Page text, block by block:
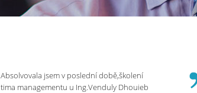
Absolvovala jsem v poslední době,školení
tima managementu u Ing.Venduly Dhouieb